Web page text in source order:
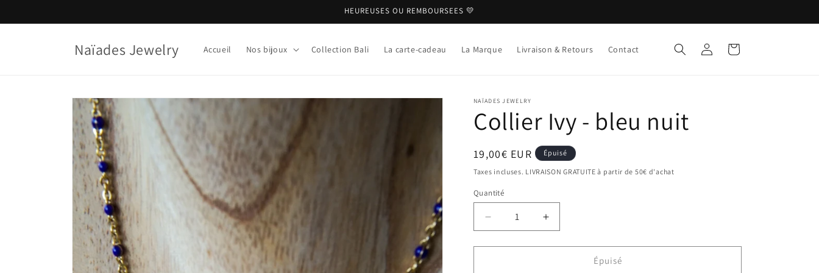
au
HEUREUSES OU REMBOURSEES 💛
Naïades Jewelry Accueil Nos bijoux Collection Bali La carte-cadeau La Marque Livraison & Retours Contact Connexion Panier
Passer aux
informations
produits
NAÏADES JEWELRY
Collier Ivy - bleu nuit
Prix
habituel
19,00€ EUR Épuisé
Taxes incluses. LIVRAISON GRATUITE à partir de 50€ d'achat
Quantité
Réduire
la
quantité
Augmenter
la
quantité
Épuisé